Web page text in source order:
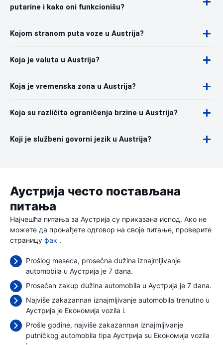
putarine i kako oni funkcionišu?
Kojom stranom puta voze u Austrija?
Koja je valuta u Austrija?
Koja je vremenska zona u Austrija?
Koja su različita ograničenja brzine u Austrija?
Koji je službeni govorni jezik u Austrija?
Аустрија често постављана
питања
Најчешћа питања за Аустрија су приказана испод. Ако не
можете да пронађете одговор на своје питање, проверите
страницу фак .
Prošlog meseca, prosečna dužina iznajmljivanje
automobila u Аустрија je 7 dana.
Prosečan zakup dužina automobila u Аустрија je 7 dana.
Najviše zakazannaя iznajmljivanje automobila trenutno u
Аустрија je Економија vozila i.
Prošle godine, najviše zakazannaя iznajmljivanje
putničkog automobila tipa Аустрија su Економија vozila